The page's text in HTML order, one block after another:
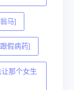
马]
假病药]
那个女生